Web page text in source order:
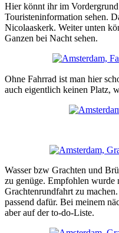
Hier könnt ihr im
Touristeninformation sehen.
Nicolaaskerk. Weiter unten
Ganzen bei Nacht sehen.
Ohne Fahrrad ist man hier
auch eigentlich keinen Platz,
Wasser bzw Grachten und
zu genüge. Empfohlen wurde
Grachtenrundfahrt zu
passend dafür. Bei meinem
aber auf der to-do-Liste.